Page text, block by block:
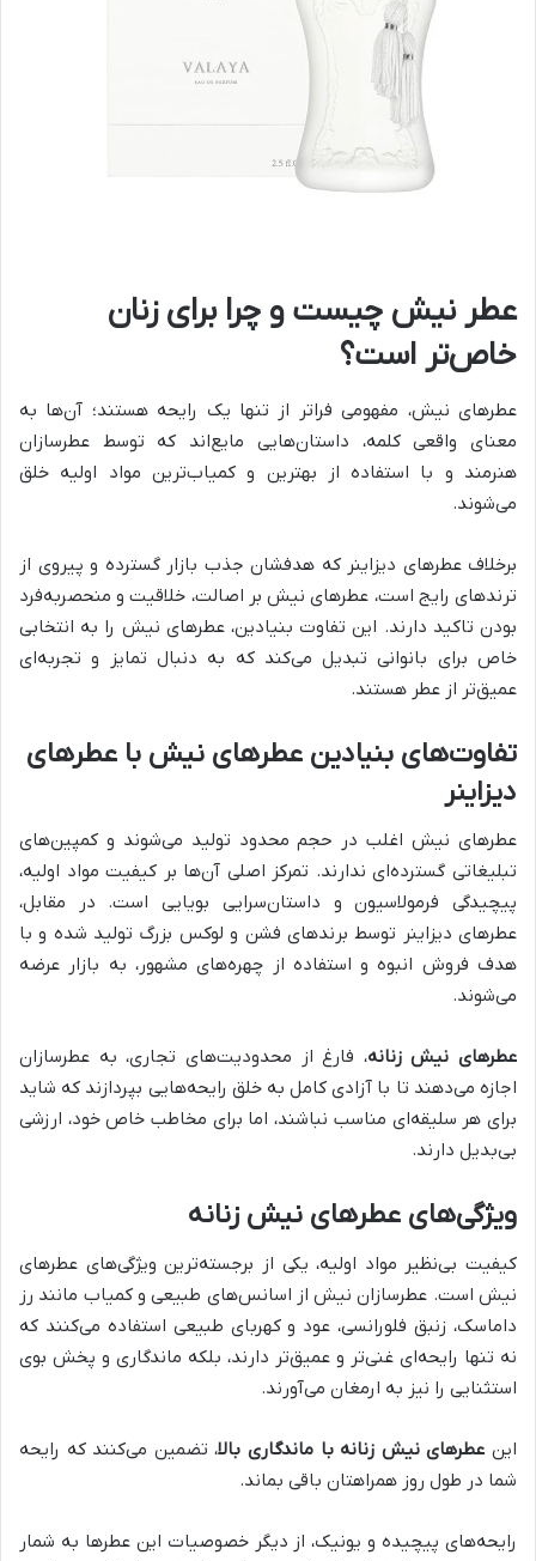
عطر نیش چیست و چرا برای زنان
خاص‌تر است؟
عطرهای نیش، مفهومی فراتر از تنها یک رایحه هستند؛ آن‌ها به
معنای واقعی کلمه، داستان‌هایی مایع‌اند که توسط عطرسازان
هنرمند و با استفاده از بهترین و کمیاب‌ترین مواد اولیه خلق
می‌شوند.
برخلاف عطرهای دیزاینر که هدفشان جذب بازار گسترده و پیروی از
ترندهای رایج است، عطرهای نیش بر اصالت، خلاقیت و منحصر‌به‌فرد
بودن تاکید دارند. این تفاوت بنیادین، عطرهای نیش را به انتخابی
خاص برای بانوانی تبدیل می‌کند که به دنبال تمایز و تجربه‌ای
عمیق‌تر از عطر هستند.
تفاوت‌های بنیادین عطرهای نیش با عطرهای
دیزاینر
عطرهای نیش اغلب در حجم محدود تولید می‌شوند و کمپین‌های
تبلیغاتی گسترده‌ای ندارند. تمرکز اصلی آن‌ها بر کیفیت مواد اولیه،
پیچیدگی فرمولاسیون و داستان‌سرایی بویایی است. در مقابل،
عطرهای دیزاینر توسط برندهای فشن و لوکس بزرگ تولید شده و با
هدف فروش انبوه و استفاده از چهره‌های مشهور، به بازار عرضه
می‌شوند.
عطرهای نیش زنانه، فارغ از محدودیت‌های تجاری، به عطرسازان
اجازه می‌دهند تا با آزادی کامل به خلق رایحه‌هایی بپردازند که شاید
برای هر سلیقه‌ای مناسب نباشند، اما برای مخاطب خاص خود، ارزشی
بی‌بدیل دارند.
ویژگی‌های عطرهای نیش زنانه
کیفیت بی‌نظیر مواد اولیه، یکی از برجسته‌ترین ویژگی‌های عطرهای
نیش است. عطرسازان نیش از اسانس‌های طبیعی و کمیاب مانند رز
داماسک، زنبق فلورانسی، عود و کهربای طبیعی استفاده می‌کنند که
نه تنها رایحه‌ای غنی‌تر و عمیق‌تر دارند، بلکه ماندگاری و پخش بوی
استثنایی را نیز به ارمغان می‌آورند.
این عطرهای نیش زنانه با ماندگاری بالا، تضمین می‌کنند که رایحه
شما در طول روز همراهتان باقی بماند.
رایحه‌های پیچیده و یونیک، از دیگر خصوصیات این عطرها به شمار